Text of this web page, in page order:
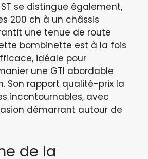
ST se distingue également,
200 ch à un châssis
une tenue de route
bombinette est à la fois
idéale pour
une GTI abordable
Son rapport qualité-prix la
incontournables, avec
démarrant autour de
de la